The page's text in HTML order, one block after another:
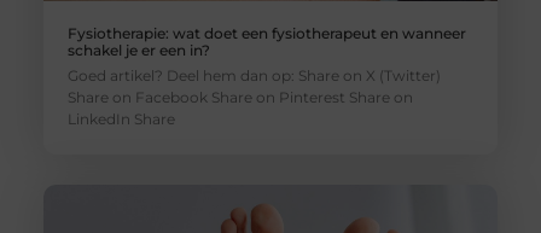
Fysiotherapie: wat doet een fysiotherapeut en wanneer
schakel je er een in?
Goed artikel? Deel hem dan op: Share on X (Twitter)
Share on Facebook Share on Pinterest Share on
LinkedIn Share